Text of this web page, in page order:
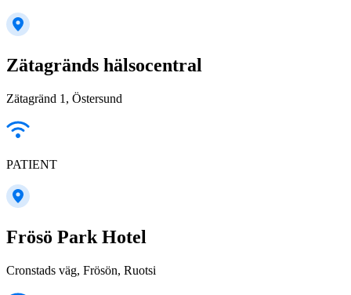
Zätagränds hälsocentral
Zätagränd 1, Östersund
PATIENT
Frösö Park Hotel
Cronstads väg, Frösön, Ruotsi